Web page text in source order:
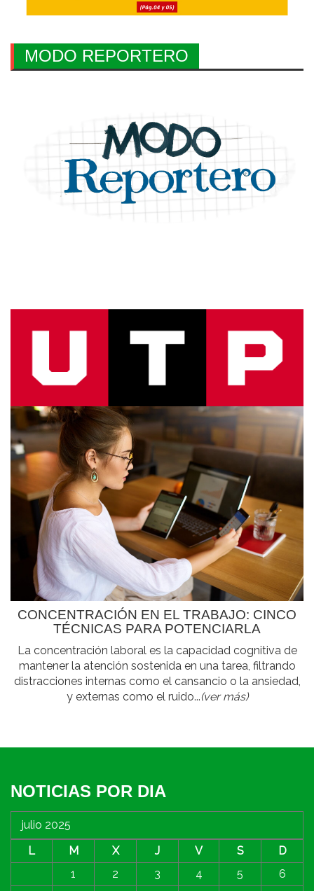
MODO REPORTERO
CONCENTRACIÓN EN EL TRABAJO: CINCO
TÉCNICAS PARA POTENCIARLA
La concentración laboral es la capacidad cognitiva de
mantener la atención sostenida en una tarea, filtrando
distracciones internas como el cansancio o la ansiedad,
y externas como el ruido...(ver más)
NOTICIAS POR DIA
julio 2025
L
M X J V S
D
1
2 3 4 5
6